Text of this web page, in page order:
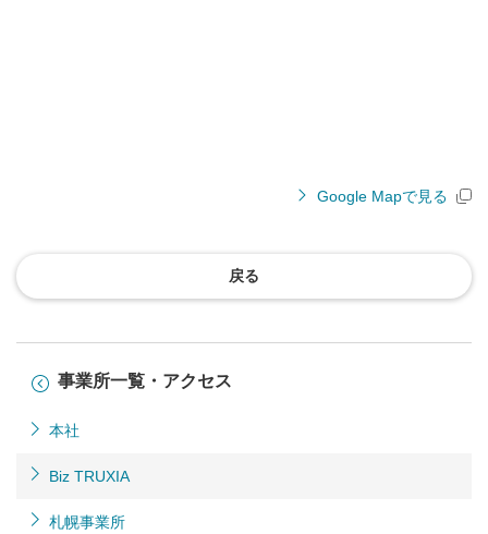
Google Mapで見る
戻る
事業所一覧・アクセス
本社
Biz TRUXIA
札幌事業所